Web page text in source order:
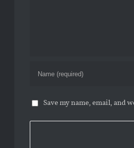
Save my name, email, and